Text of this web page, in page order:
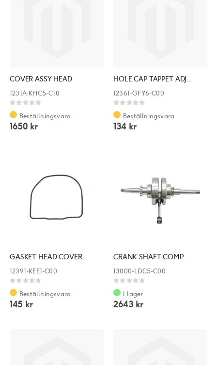
COVER ASSY HEAD
1231A-KHC5-C10
Rating:
0%
Beställningsvara
1650 kr
HOLE CAP TAPPET ADJUSTING ERSATT: 12361-GFY6-901
12361-GFY6-C00
Rating:
0%
Beställningsvara
134 kr
GASKET HEAD COVER
12391-KEE1-C00
Rating:
0%
Beställningsvara
145 kr
CRANK SHAFT COMP
13000-LDC5-C00
Rating:
0%
I lager
2643 kr